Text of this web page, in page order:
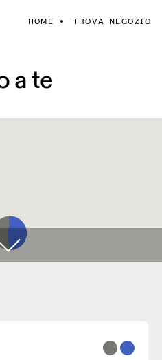
HOME TROVA NEGOZIO
a te